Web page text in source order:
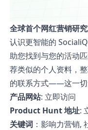
全球首个网红营销研
认识更智能的
助您找到与您的活动
荐类似的个人资料，
的联系方式——这一切
产品网站: 立即访问
Product Hunt 地址:
关键词 ：影响力营销,